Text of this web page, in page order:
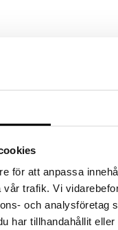
för att anpassa
trafik. Vi
och
har tillhandahållit